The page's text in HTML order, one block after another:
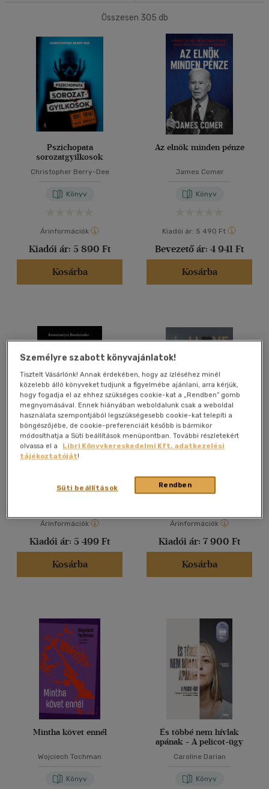
500 Ft - 2500 Ft(76)
2500 Ft - 4500 Ft
4500 Ft felett
Korosztály szerint
Ifjúsági(1)
6 -10 év(1)
Felnőtt(275)
Nyelv szerint
Angol (52)
Francia (1)
Német(4)
(2)
(2)
(213)
Összesen 305 db
Pszichopata
sorozatgyilkosok
Christopher Berry-Dee
Könyv
Árinformációk
Kiadói ár: 5 890 Ft
Kosárba
Az elnök minden pénze
James Comer
Könyv
Kiadói ár: 5 490 Ft
Bevezető ár: 4 941 Ft
Kosárba
A Joker
Könyv
Árinformációk
Kiadói ár: 5 499 Ft
Kosárba
I Love Russia
Árinformációk
Kiadói ár: 7 900 Ft
Kosárba
Mintha követ ennél
Wojciech Tochman
Könyv
És többé nem hívlak
apának - A pelicot-ügy
Caroline Darian
Könyv
Személyre szabott könyvajánlatok!
Tisztelt Vásárlónk! Annak érdekében, hogy az ízléséhez minél
közelebb álló könyveket tudjunk a figyelmébe ajánlani, arra kérjük,
hogy fogadja el az ehhez szükséges cookie-kat a „Rendben” gomb
megnyomásával. Ennek hiányában weboldalunk csak a weboldal
használata szempontjából legszükségesebb cookie-kat telepíti a
böngészőjébe, de cookie-preferenciáit később is bármikor
módosíthatja a Süti beállítások menüpontban. További részletekért
olvassa el a
Libri Könyvkereskedelmi Kft. adatkezelési
tájékoztatóját!
Rendben
Süti beállítások